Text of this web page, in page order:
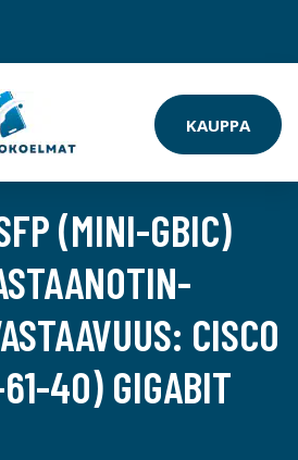
KAUPPA
(MINI-GBIC)
CISCO
40) GIGABIT